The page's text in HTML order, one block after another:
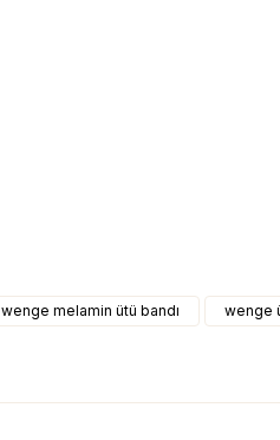
wenge melamin ütü bandı wenge